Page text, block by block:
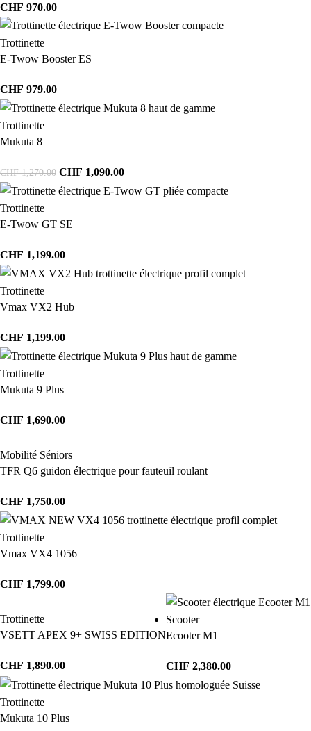
CHF 970.00
Trottinette
E-Twow Booster ES
CHF 979.00
Trottinette
Mukuta 8
CHF1,270.00 CHF 1,090.00
Trottinette
E-Twow GT SE
CHF 1,199.00
Trottinette
Vmax VX2 Hub
CHF 1,199.00
Trottinette
Mukuta 9 Plus
CHF 1,690.00
Mobilité Séniors
TFR Q6 guidon électrique pour fauteuil roulant
CHF 1,750.00
Trottinette
Vmax VX4 1056
CHF 1,799.00
Trottinette
VSETT APEX 9+ SWISS EDITION
CHF 1,890.00
Scooter
Ecooter M1
CHF 2,380.00
Trottinette
Mukuta 10 Plus